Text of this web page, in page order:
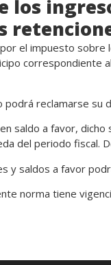
los
el impuesto
correspondiente
reclamarse su
saldo a favor,
del periodo fiscal.
y saldos a favor
norma tiene